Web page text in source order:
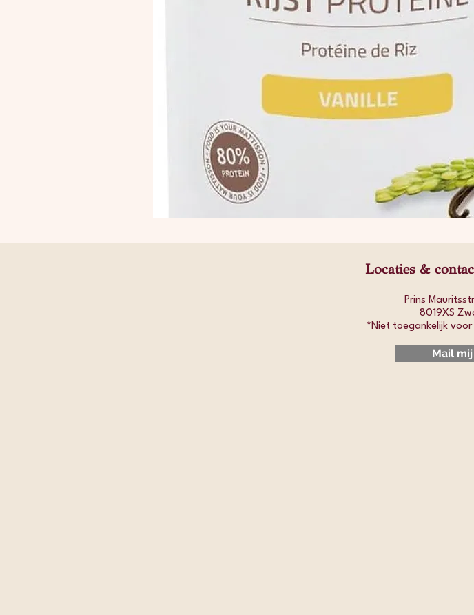
Locaties &
Prins
8019XS
*Niet toegankelijk voor
Mail mij